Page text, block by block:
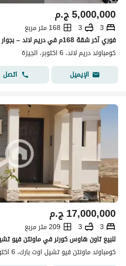
ج.م5,000,000
3
3
168 متر مربع
كومباوند دريم لاند، 6 اكتوبر، الجيزة
الإيميل
اتصل
ج.م17,000,000
3
3
209 متر مربع
للبيع تاون هاوس كورنر في ماونتن فيو تشيل
كومباوند ماونتن فيو تشيل اوت بارك، 6 اكتوبر، الجيزة